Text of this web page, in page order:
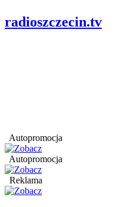
radioszczecin.tv
Autopromocja
Autopromocja
Reklama